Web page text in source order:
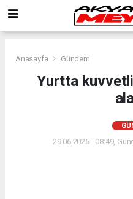
Anasayfa Gündem
Yurtta
29.06.2025 - 08:49,